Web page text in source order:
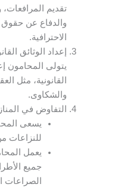
تقديم المرافعات،
والدفاع عن
الاحترافية.
إعداد الوثائق
يتولى المحامون
القانونية، مثل
والشكاوى.
التفاوض في
يسعى
للنزاعات
يعمل
جميع
الصراعات